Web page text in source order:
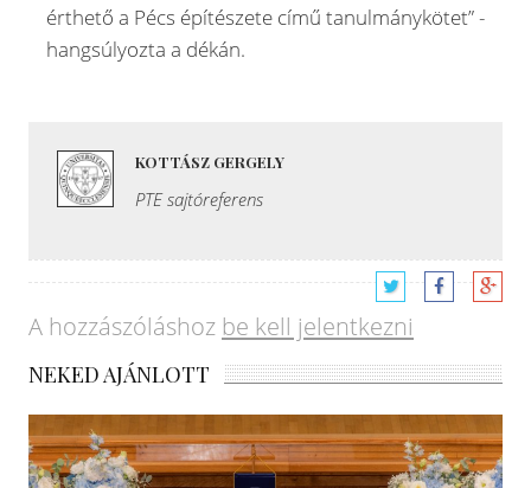
érthető a Pécs építészete című tanulmánykötet” -
hangsúlyozta a dékán.
KOTTÁSZ GERGELY
PTE sajtóreferens
A hozzászóláshoz be kell jelentkezni
NEKED AJÁNLOTT